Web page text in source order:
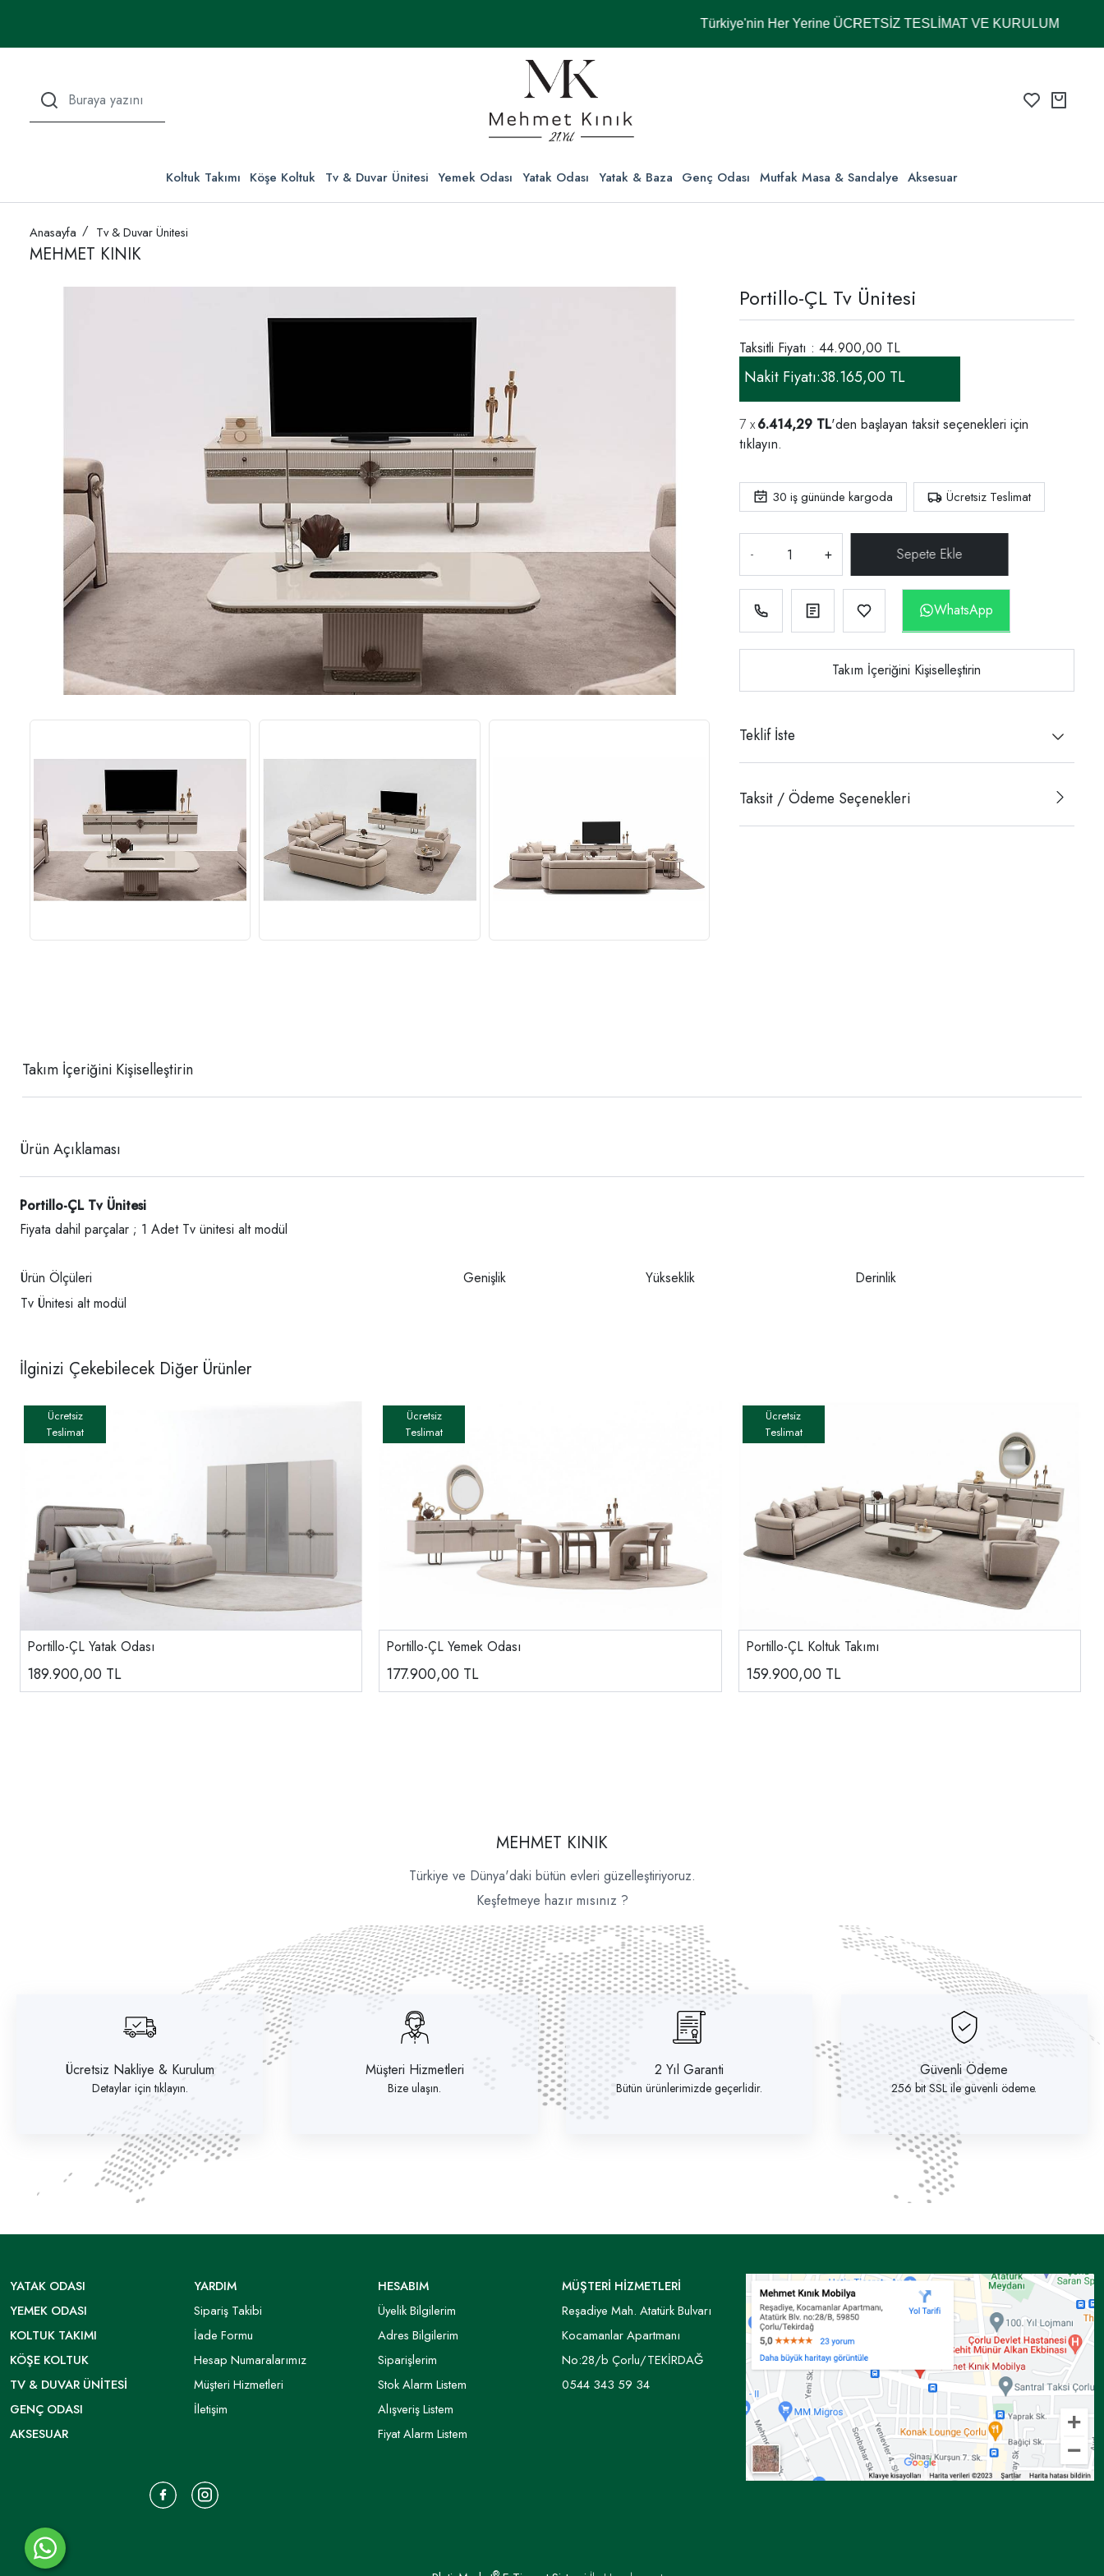
Türkiye'nin Her Yerine ÜCRETSİZ TESLİMAT VE KURULUM
Koltuk Takımı Köşe Koltuk Tv & Duvar Ünitesi Yemek Odası Yatak Odası Yatak & Baza Genç Odası Mutfak Masa & Sandalye Aksesuar
Anasayfa Tv & Duvar Ünitesi
MEHMET KINIK
Portillo-ÇL Tv Ünitesi
Taksitli Fiyatı : 44.900,00 TL
Nakit Fiyatı:38.165,00 TL
6.414,29 TL'den başlayan taksit seçenekleri için
tıklayın.
30 iş gününde kargoda Ücretsiz Teslimat
- +
WhatsApp
Takım İçeriğini Kişiselleştirin
Teklif İste
Taksit / Ödeme Seçenekleri
Takım İçeriğini Kişiselleştirin
Ürün Açıklaması
Portillo-ÇL Tv Ünitesi
Fiyata dahil parçalar ; 1 Adet Tv ünitesi alt modül
Ürün Ölçüleri Genişlik Yükseklik
Derinlik
Tv Ünitesi alt modül
İlginizi Çekebilecek Diğer Ürünler
Portillo-ÇL Yatak Odası
189.900,00 TL
Portillo-ÇL Yemek Odası
177.900,00 TL
Portillo-ÇL Koltuk Takımı
159.900,00 TL
MEHMET KINIK
Türkiye ve Dünya'daki bütün evleri güzelleştiriyoruz.
Keşfetmeye hazır mısınız ?
Ücretsiz Nakliye & Kurulum
Detaylar için tıklayın.
Müşteri Hizmetleri
Bize ulaşın.
2 Yıl Garanti
Bütün ürünlerimizde geçerlidir.
Güvenli Ödeme
256 bit SSL ile güvenli ödeme.
YATAK ODASI
YEMEK ODASI
KOLTUK TAKIMI
KÖŞE KOLTUK
TV & DUVAR ÜNITESI
GENÇ ODASI
AKSESUAR
YARDIM
Sipariş Takibi
İade Formu
Hesap Numaralarımız
Müşteri Hizmetleri
İletişim
HESABIM
Üyelik Bilgilerim
Adres Bilgilerim
Siparişlerim
Stok Alarm Listem
Alışveriş Listem
Fiyat Alarm Listem
MÜŞTERİ HİZMETLERİ
Reşadiye Mah. Atatürk Bulvarı
Kocamanlar Apartmanı
No:28/b Çorlu/TEKİRDAĞ
0544 343 59 34